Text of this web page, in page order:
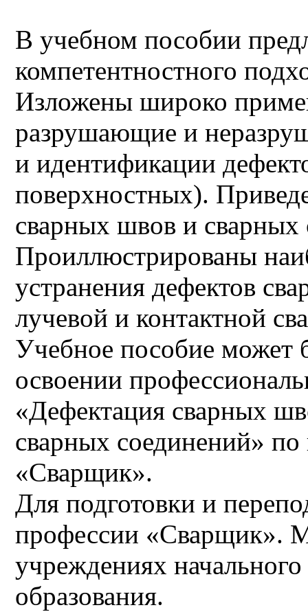
В учебном пособии
компетентностного
Изложены широко
разрушающие и
и идентификации
поверхностных).
сварных швов и сварных
Проиллюстрированы
устранения дефектов
лучевой и контактной
Учебное пособие может
освоении
«Дефектация сварных
сварных соединений»
«Сварщик».
Для подготовки и
профессии «Сварщик».
учреждениях
образования.